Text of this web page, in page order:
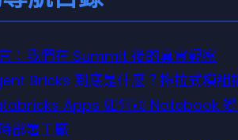
：我們在 Summit 後的真實觀察
Bricks 到底是什麼？拖拉式模組
Apps 如何讓 Notebook
部署工廠